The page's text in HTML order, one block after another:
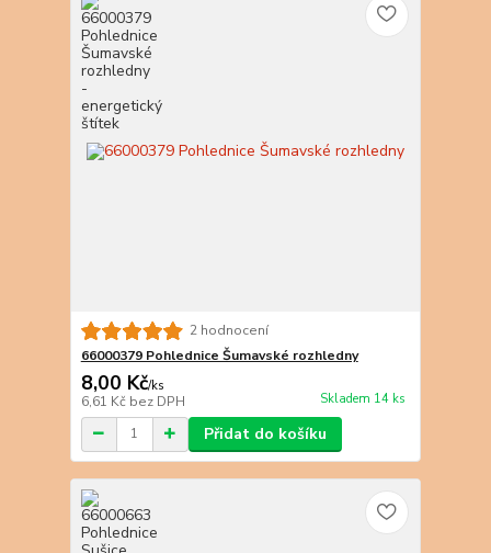
2 hodnocení
66000379 Pohlednice Šumavské rozhledny
8,00 Kč/ks
6,61 Kč bez DPH Skladem 14 ks
Přidat do košíku